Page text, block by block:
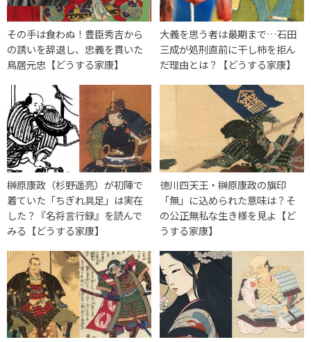
その手は食わぬ！豊臣秀吉から
の誘いを辞退し、忠義を貫いた
鳥居元忠【どうする家康】
大義を思う者は最期まで…石田
三成が処刑直前に干し柿を拒ん
だ理由とは？【どうする家康】
榊原康政（杉野遥亮）が初陣で
着ていた「ちぎれ具足」は実在
した？『名将言行録』を読んで
みる【どうする家康】
徳川四天王・榊原康政の旗印
「無」に込められた意味は？そ
の公正無私な生き様を見よ【ど
うする家康】